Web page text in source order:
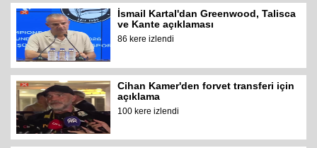
İsmail Kartal'dan Greenwood, Talisca
ve Kante açıklaması
86 kere izlendi
Cihan Kamer'den forvet transferi için
açıklama
100 kere izlendi